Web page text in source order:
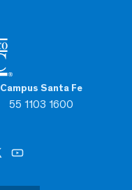
Campus Santa Fe
55 1103 1600